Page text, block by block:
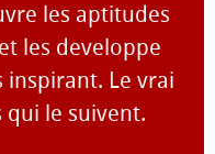
les aptitudes
les developpe
inspirant. Le vrai
qui le suivent.